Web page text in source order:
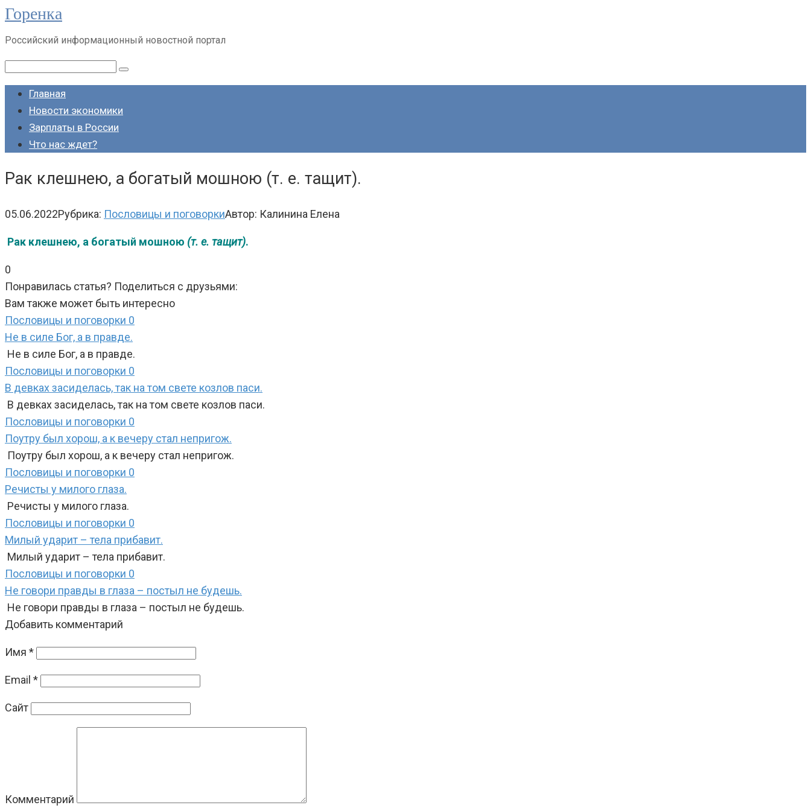
Перейти
контенту
Горенка
Российский информационный новостной портал
Поиск:
Главная
Новости экономики
Зарплаты в России
Что нас ждет?
Рак клешнею, а богатый мошною (т. е. тащит).
05.06.2022Рубрика: Пословицы и поговоркиАвтор: Калинина Елена
Рак клешнею, а богатый мошною (т. е. тащит).
0
Понравилась статья? Поделиться с друзьями:
Вам также может быть интересно
Пословицы и поговорки 0
Не в силе Бог, а в правде.
Не в силе Бог, а в правде.
Пословицы и поговорки 0
В девках засиделась, так на том свете козлов паси.
В девках засиделась, так на том свете козлов паси.
Пословицы и поговорки 0
Поутру был хорош, а к вечеру стал непригож.
Поутру был хорош, а к вечеру стал непригож.
Пословицы и поговорки 0
Речисты у милого глаза.
Речисты у милого глаза.
Пословицы и поговорки 0
Милый ударит – тела прибавит.
Милый ударит – тела прибавит.
Пословицы и поговорки 0
Не говори правды в глаза – постыл не будешь.
Не говори правды в глаза – постыл не будешь.
Добавить комментарий
Имя *
Email *
Сайт
Комментарий